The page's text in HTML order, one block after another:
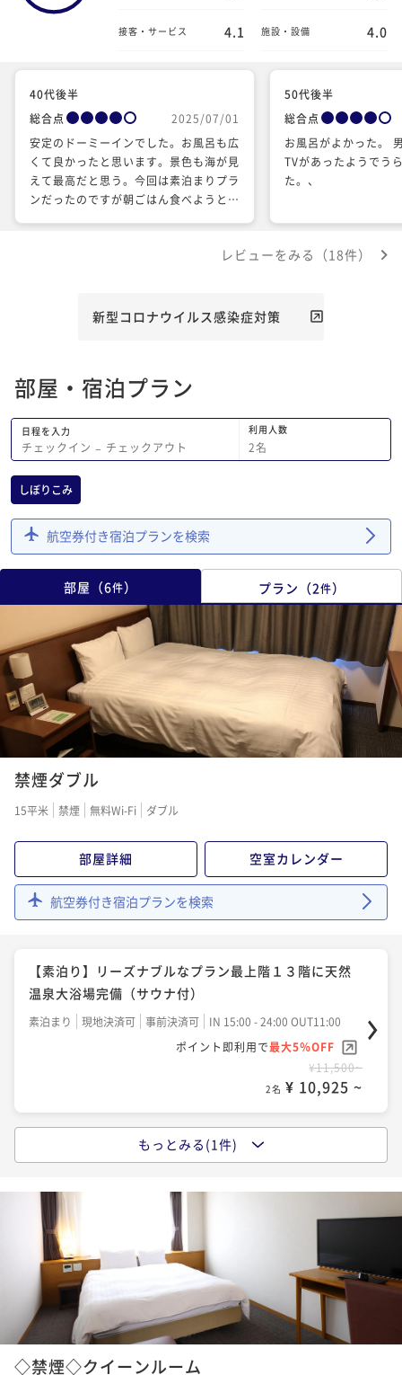
接客・サービス 4.1 施設・設備 4.0
40代後半
総合点
2025/07/01
安定のドーミーインでした。お風呂も広
くて良かったと思います。景色も海が見
えて最高だと思う。今回は素泊まりプラ
ンだったのですが朝ごはん食べようと前
ーマートで済ませました。元ラビスタな
50代後半
総合点
お風呂がよかった。
TVがあったようでう
た。、
レビューをみる（18件）
新型コロナウイルス感染症対策
部屋・宿泊プラン
日程を入力
チェックイン − チェックアウト
利用人数
2名
しぼりこみ
航空券付き宿泊プランを検索
部屋 （6件） プラン （2件）
禁煙ダブル
15平米 禁煙 無料Wi-Fi ダブル
部屋詳細 空室カレンダー
航空券付き宿泊プランを検索
【素泊り】リーズナブルなプラン最上階１３階に天然
温泉大浴場完備（サウナ付）
素泊まり 現地決済可 事前決済可
IN 15:00 - 24:00 OUT11:00
ポイント即利用で最大5％OFF
¥11,500~
2名 ¥ 10,925 ~
「北海道民限定」14時アーリーチェックインプラン
朝食付き 事前決済可
ポイント即利用で
¥ 16,625 ~
もっとみる(1件)
◇禁煙◇クイーンルーム